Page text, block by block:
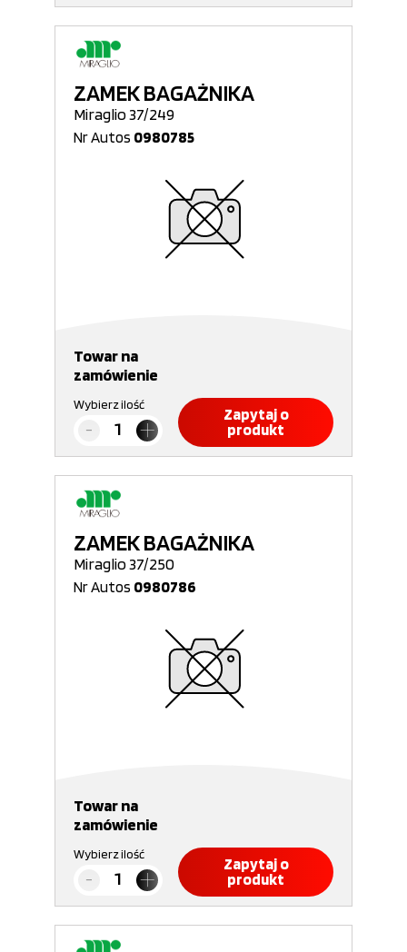
ZAMEK BAGAŻNIKA
Miraglio 37/249
Nr Autos 0980785
Towar na
zamówienie
Wybierz ilość
Zapytaj o
produkt
ZAMEK BAGAŻNIKA
Miraglio 37/250
Nr Autos 0980786
Towar na
zamówienie
Wybierz ilość
Zapytaj o
produkt